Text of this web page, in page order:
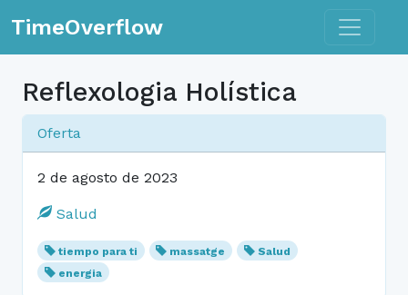
TimeOverflow Toggle
Reflexologia Holística
Oferta
2 de agosto de 2023
Salud
tiempo para ti massatge
Salud
energia